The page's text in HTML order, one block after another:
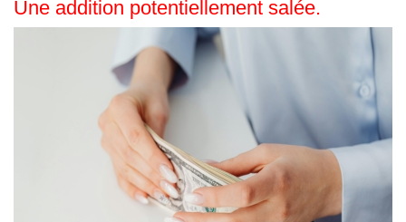
Une addition potentiellement salée.